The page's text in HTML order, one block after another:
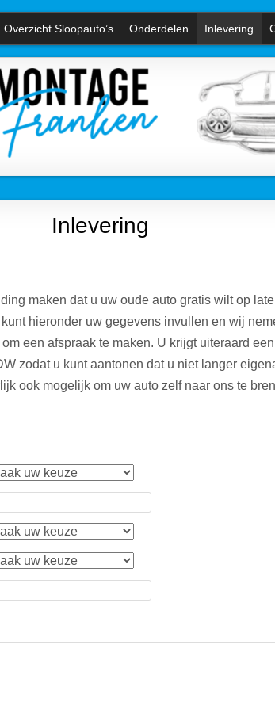
Overzicht Sloopauto’s Onderdelen Inlevering
Inlevering
maken dat u uw oude auto gratis wilt op
hieronder uw gegevens invullen en wij
een afspraak te maken. U krijgt uiteraard
zodat u kunt aantonen dat u niet langer
ook mogelijk om uw auto zelf naar ons te